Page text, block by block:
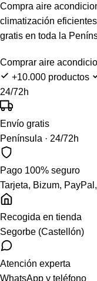
Compra aire
climatización
gratis en toda la
Comprar aire
+10.000 productos
24/72h
Envío gratis
Península · 24/72h
Pago 100% seguro
Tarjeta, Bizum,
Recogida en tienda
Segorbe (Castellón)
Atención experta
WhatsApp y teléfono